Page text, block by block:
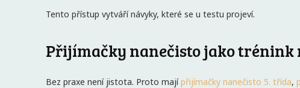
Tento přístup vytváří návyky, které se u testu projeví.
Přijímačky nanečisto jako trénink
Bez praxe není jistota. Proto majípřijímačky nanečisto 5. třída,